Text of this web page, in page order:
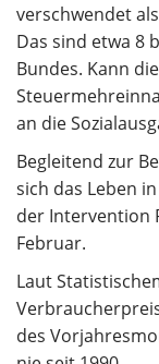
verschwendet
Das sind etwa 8
Bundes. Kann
an die
Begleitend zur
sich das Leben
der Intervention
Februar.
Laut
des